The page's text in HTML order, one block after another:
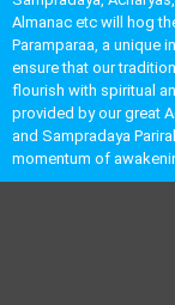
Almanac etc will hog
Paramparaa, a unique
ensure that our
flourish with spiritual
provided by our great
and Sampradaya
momentum of